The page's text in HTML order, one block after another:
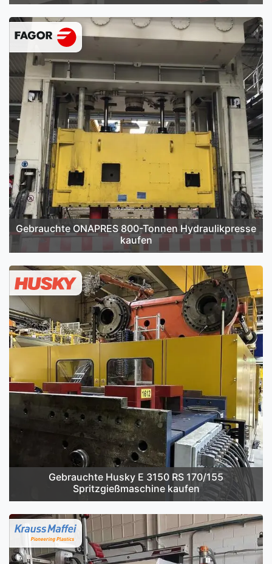
Gebrauchte ONAPRES 800-Tonnen Hydraulikpresse
kaufen
Gebrauchte Husky E 3150 RS 170/155
Spritzgießmaschine kaufen